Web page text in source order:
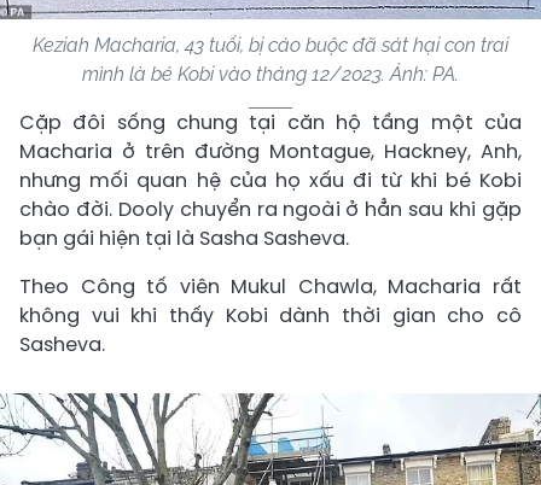
Keziah Macharia, 43 tuổi, bị cáo buộc đã sát hại con trai
mình là bé Kobi vào tháng 12/2023. Ảnh: PA.
Cặp đôi sống chung tại căn hộ tầng một của
Macharia ở trên đường Montague, Hackney, Anh,
nhưng mối quan hệ của họ xấu đi từ khi bé Kobi
chào đời. Dooly chuyển ra ngoài ở hẳn sau khi gặp
bạn gái hiện tại là Sasha Sasheva.
Theo Công tố viên Mukul Chawla, Macharia rất
không vui khi thấy Kobi dành thời gian cho cô
Sasheva.